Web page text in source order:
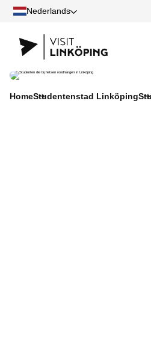
Nederlands
HomeStudentenstad Linköping